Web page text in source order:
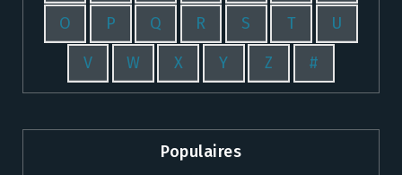
O P Q R S T U
V W X Y Z #
Populaires